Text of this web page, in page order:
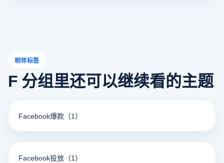
相邻标签
F 分组里还可以继续看的主题
Facebook爆款 （1）
Facebook投放 （1）